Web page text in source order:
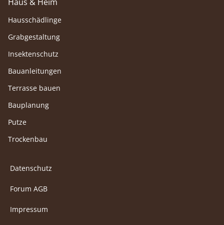
Hausschädlinge
Grabgestaltung
Insektenschutz
Bauanleitungen
Terrasse bauen
Bauplanung
Putze
Trockenbau
Datenschutz
Forum AGB
Impressum